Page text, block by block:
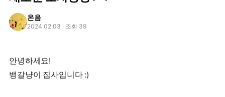
온음
2024.02.03 · 조회 39
안녕하세요!
뱅갈냥이 집사입니다 :)